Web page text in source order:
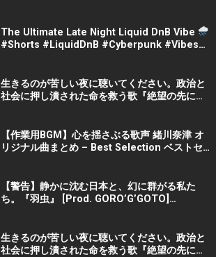
The Ultimate Late Night Liquid DnB Vibe
#Shorts #LiquidDnB #Cyberpunk #Vibes
生きるのが苦しい夜に聴いてください。政治と
社会に押し潰された命を救う歌『絶望の先に』
【作業用BGM】心を揺さぶる歌声 緒川奈津 オ
リジナル曲まとめ – Best Selection ベストセ
【警告】静かに沈む日本と、幻に群がる私た
ち。『羽虫』 [Prod. GORO’G’GOTO]
生きるのが苦しい夜に聴いてください。政治と
社会に押し潰された命を救う歌『絶望の先に』